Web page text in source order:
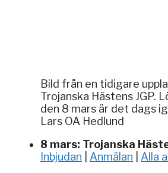
Bild från en tidigare
Trojanska Hästens JGP.
den 8 mars är det dags
Lars OA Hedlund
8 mars: Trojanska
Inbjudan
Anmälan
Alla